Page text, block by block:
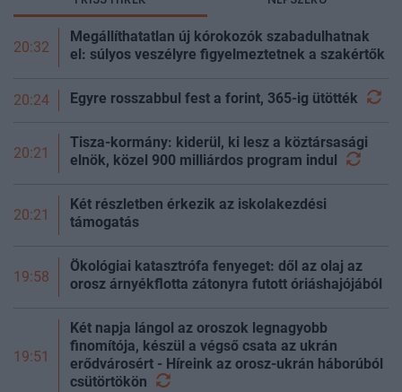
20:32
Megállíthatatlan új kórokozók szabadulhatnak
el: súlyos veszélyre figyelmeztetnek a szakértők
20:24 Egyre rosszabbul fest a forint, 365-ig ütötték
20:21
Tisza-kormány: kiderül, ki lesz a köztársasági
elnök, közel 900 milliárdos program indul
20:21
Két részletben érkezik az iskolakezdési
támogatás
19:58
Ökológiai katasztrófa fenyeget: dől az olaj az
orosz árnyékflotta zátonyra futott óriáshajójából
19:51
Két napja lángol az oroszok legnagyobb
finomítója, készül a végső csata az ukrán
erődvárosért - Híreink az orosz-ukrán háborúból
csütörtökön